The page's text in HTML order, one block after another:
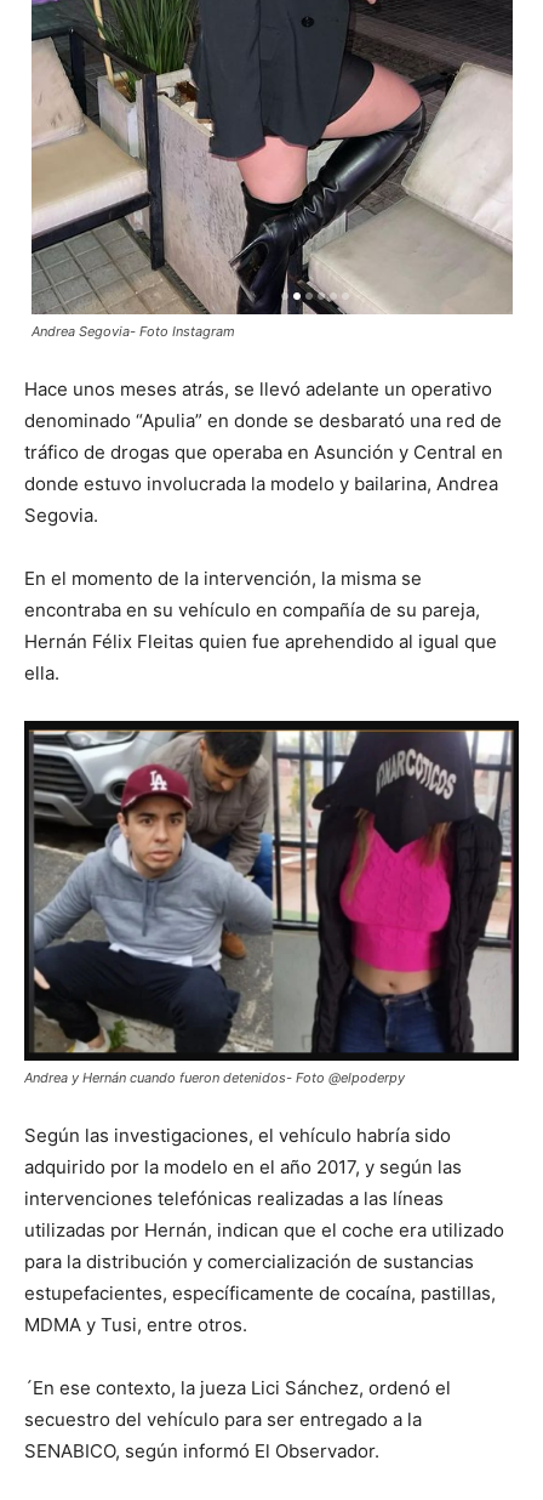
Andrea Segovia- Foto Instagram
Hace unos meses atrás, se llevó adelante un operativo
denominado “Apulia” en donde se desbarató una red de
tráfico de drogas que operaba en Asunción y Central en
donde estuvo involucrada la modelo y bailarina, Andrea
Segovia.
En el momento de la intervención, la misma se
encontraba en su vehículo en compañía de su pareja,
Hernán Félix Fleitas quien fue aprehendido al igual que
ella.
Andrea y Hernán cuando fueron detenidos- Foto @elpoderpy
Según las investigaciones, el vehículo habría sido
adquirido por la modelo en el año 2017, y según las
intervenciones telefónicas realizadas a las líneas
utilizadas por Hernán, indican que el coche era utilizado
para la distribución y comercialización de sustancias
estupefacientes, específicamente de cocaína, pastillas,
MDMA y Tusi, entre otros.
´En ese contexto, la jueza Lici Sánchez, ordenó el
secuestro del vehículo para ser entregado a la
SENABICO, según informó El Observador.